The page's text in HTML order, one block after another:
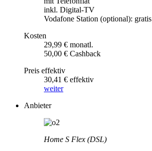
inkl. Digital-TV
Vodafone Station (optional): gratis
Kosten
29,99 € monatl.
50,00 € Cashback
Preis effektiv
30,41 € effektiv
weiter
Anbieter
Home S Flex (DSL)